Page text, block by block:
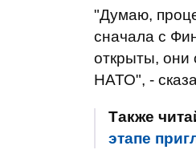
"Думаю,
сначала с
открыты, они
НАТО", -
Также
этапе